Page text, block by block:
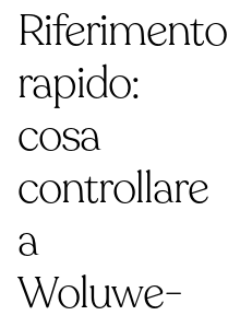
Riferimento
rapido:
cosa
controllare
a
Woluwe-